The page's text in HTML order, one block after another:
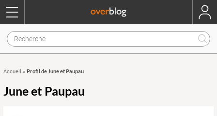
Accueil » Profil de June et Paupau
June et Paupau